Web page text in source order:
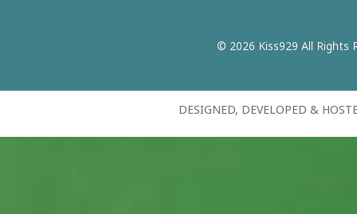
© 2026 Kiss929 All Rights
DESIGNED, DEVELOPED &